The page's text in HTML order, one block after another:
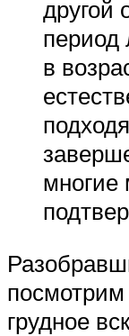
другой
период
в
многие
посмотрим
грудное